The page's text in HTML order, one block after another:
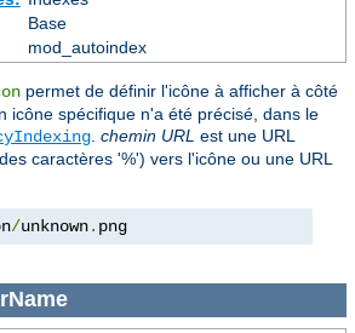
Base
mod_autoindex
permet de définir l'icône à afficher à côté
icône spécifique n'a été précisé, dans le
chemin URL est une URL
caractères '%') vers l'icône ou une URL
/unknown. png